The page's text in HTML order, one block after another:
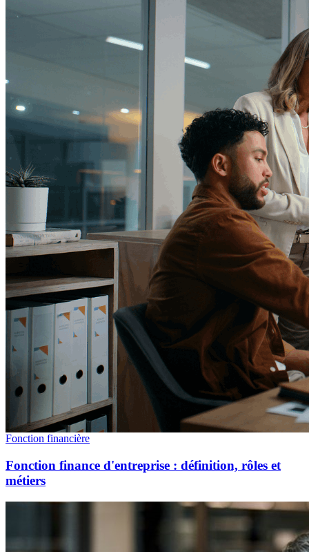
Fonction financière
Fonction finance d'entreprise : définition, rôles et
métiers